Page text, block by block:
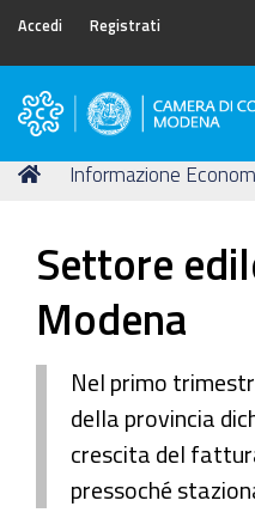
Accedi Registrati
Camera
Commercio
Tu
Home
Informazione
Settore
Modena
Nel primo
della provincia
crescita del
pressoché